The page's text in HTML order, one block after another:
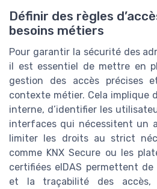
Définir des règles
besoins métiers
Pour garantir la sécurité des
il est essentiel de mettre en
gestion des accès précises
contexte métier. Cela implique
interne, d’identifier les
interfaces qui nécessitent un
limiter les droits au strict
comme KNX Secure ou les
certifiées eIDAS permettent
et la traçabilité des accès,